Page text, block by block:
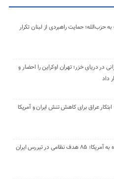
حزب‌الله؛ حمایت راهبردی از لبنان تکرار
در دریای خزر؛ تهران اوکراین را احضار و
داد
عراق برای کاهش تنش ایران و آمریکا
در تیررس ایران